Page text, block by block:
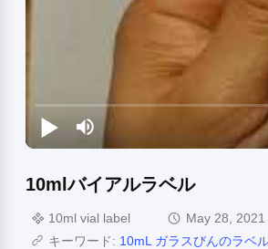
10mlバイアルラベル
10ml vial label
May 28, 2021
キーワード: 10mL ガラスびんのラベ